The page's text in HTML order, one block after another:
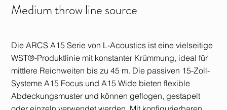
Medium throw line source
Die ARCS A15 Serie von L-Acoustics ist eine vielseitige
WST®-Produktlinie mit konstanter Krümmung, ideal für
mittlere Reichweiten bis zu 45 m. Die passiven 15-Zoll-
Systeme A15 Focus und A15 Wide bieten flexible
Abdeckungsmuster und können geflogen, gestapelt